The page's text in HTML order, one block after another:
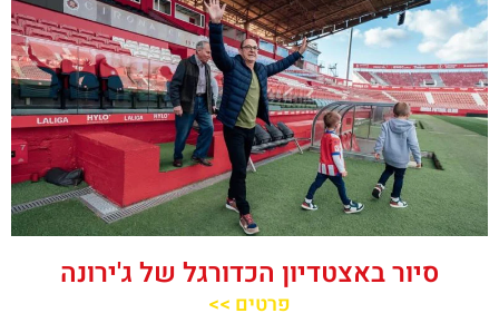
סיור באצטדיון הכדורגל של ג'ירונה
פרטים >>